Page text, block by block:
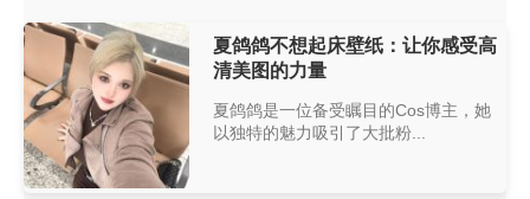
夏鸽鸽不想起床壁纸：让你感受高
清美图的力量
夏鸽鸽是一位备受瞩目的Cos博主，她
以独特的魅力吸引了大批粉...